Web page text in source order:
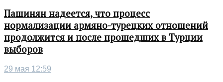
Пашинян надеется, что процесс
нормализации армяно-турецких отношений
продолжится и после прошедших в Турции
выборов
29 мая 12:59